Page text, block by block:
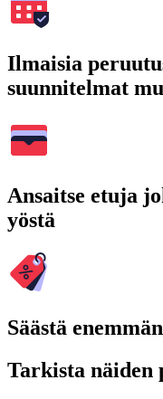
Ilmaisia
suunnitelmat
Ansaitse etuja
yöstä
Säästä
Tarkista näiden